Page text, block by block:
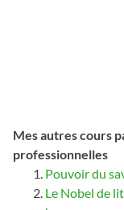
Mes autres cours
professionnelles
Pouvoir du
Le Nobel de